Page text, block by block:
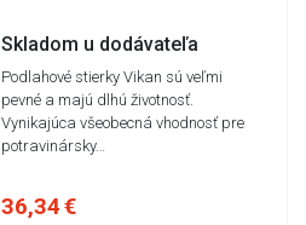
Skladom u dodávateľa
Podlahové stierky Vikan sú veľmi
pevné a majú dlhú životnosť.
Vynikajúca všeobecná vhodnosť pre
potravinársky…
36,34 €